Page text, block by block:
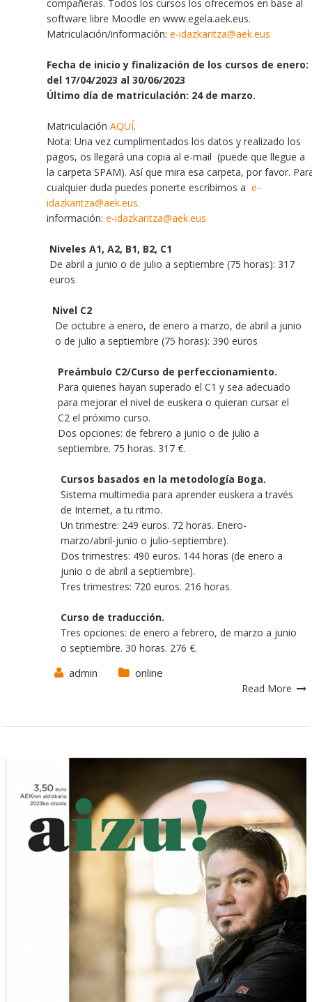
compañeras. Todos los cursos los ofrecemos en base al
software libre Moodle en www.egela.aek.eus.
Matriculación/información: e-idazkaritza@aek.eus
Fecha de inicio y finalización de los cursos de enero:
del 17/04/2023 al 30/06/2023
Último día de matriculación: 24 de marzo.
Matriculación AQUÍ.
Nota: Una vez cumplimentados los datos y realizado los
pagos, os llegará una copia al e-mail (puede que llegue a
la carpeta SPAM). Así que mira esa carpeta, por favor.
cualquier duda puedes ponerte escribirnos a e-
idazkaritza@aek.eus.
información: e-idazkaritza@aek.eus
Niveles A1, A2, B1, B2, C1
De abril a junio o de julio a septiembre (75 horas): 317
euros
Nivel C2
De octubre a enero, de enero a marzo, de abril a junio
o de julio a septiembre (75 horas): 390 euros
Preámbulo C2/Curso de perfeccionamiento.
Para quienes hayan superado el C1 y sea adecuado
para mejorar el nivel de euskera o quieran cursar el
C2 el próximo curso.
Dos opciones: de febrero a junio o de julio a
septiembre. 75 horas. 317 €.
Cursos basados en la metodología Boga.
Sistema multimedia para aprender euskera a través
de Internet, a tu ritmo.
Un trimestre: 249 euros. 72 horas. Enero-
marzo/abril-junio o julio-septiembre).
Dos trimestres: 490 euros. 144 horas (de enero a
junio o de abril a septiembre).
Tres trimestres: 720 euros. 216 horas.
Curso de traducción.
Tres opciones: de enero a febrero, de marzo a junio
o septiembre. 30 horas. 276 €.
admin online
Read More